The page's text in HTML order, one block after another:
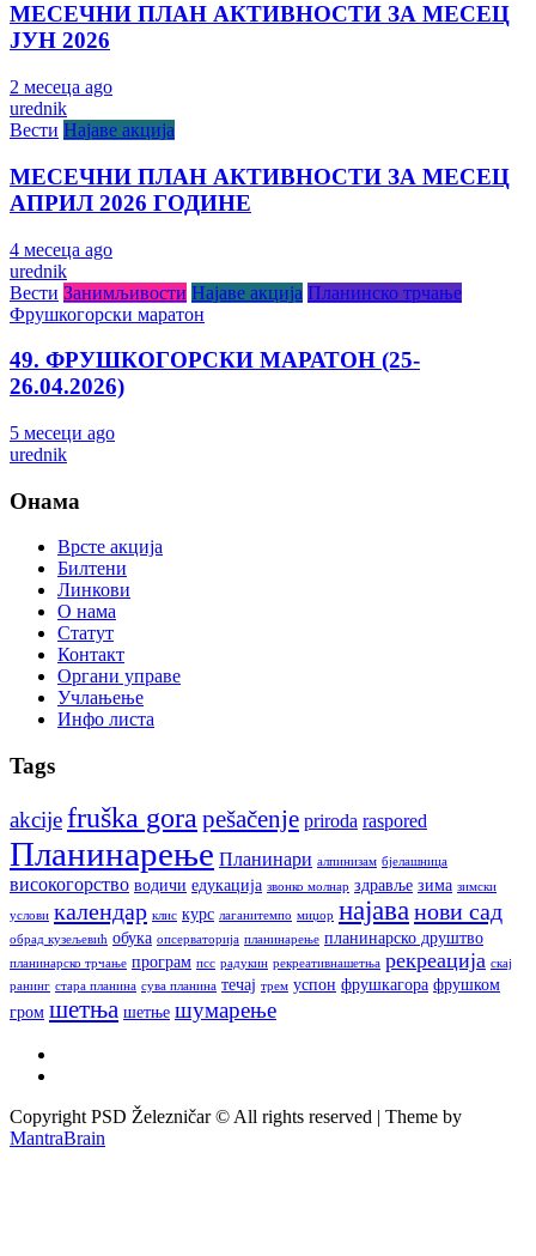
МЕСЕЧНИ ПЛАН АКТИВНОСТИ ЗА МЕСЕЦ
ЈУН 2026
2 месеца ago
urednik
Вести Најаве акција
МЕСЕЧНИ ПЛАН АКТИВНОСТИ ЗА МЕСЕЦ
АПРИЛ 2026 ГОДИНЕ
4 месеца ago
urednik
Вести Занимљивости Најаве акција Планинско трчање
Фрушкогорски маратон
49. ФРУШКОГОРСКИ МАРАТОН (25-
26.04.2026)
5 месеци ago
urednik
Онама
Врсте акција
Билтени
Линкови
О нама
Статут
Контакт
Органи управе
Учлањење
Инфо листа
Tags
akcijefruška gora pešačenje priroda raspored
Планинарење Планинари алпинизам бјелашница
високогорство водичи едукација звонко молнар здравље зима зимски
услови календар клис курс лаганитемпо миџор најава нови сад
обрад кузељевић обука опсерваторија планинарење планинарско друштво
планинарско трчање програм псс радукин рекреативнашетња рекреација скај
ранинг стара планина сува планина течај трем успон фрушкагора фрушком
гром шетња шетње шумарење
Copyright PSD Železničar © All rights reserved | Theme by
MantraBrain